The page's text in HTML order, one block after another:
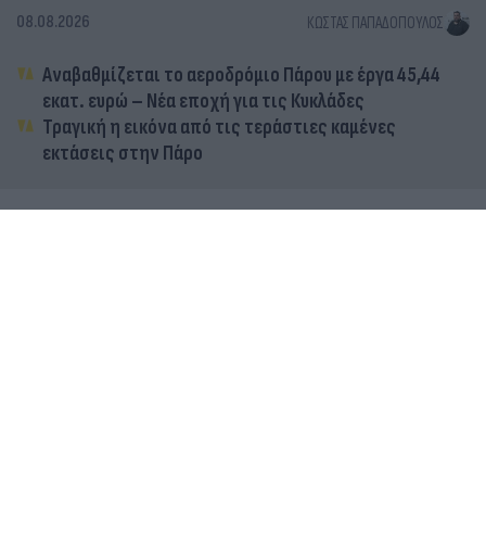
08.08.2026 ΚΏΣΤΑΣ ΠΑΠΑΔΌΠΟΥΛΟΣ
Αναβαθμίζεται το αεροδρόμιο Πάρου με έργα 45,44
εκατ. ευρώ – Νέα εποχή για τις Κυκλάδες
Τραγική η εικόνα από τις τεράστιες καμένες
εκτάσεις στην Πάρο